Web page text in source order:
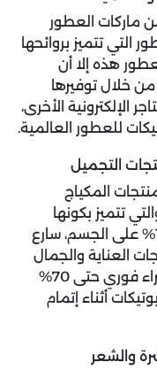
ماركات العطور
التي تتميز بروائحها
هذه إلا أن
خلال توفيرها
الإلكترونية الأخرى،
للعطور العالمية.
التجميل
المكياج
تتميز بكونها
منتجات عضوية آمنة للاستخدام 100% على الجسم، سارع
العناية والجمال
هذه من بوتيكات واستمتع بخصم شراء فوري حتى 70%
أثناء إتمام
والشعر